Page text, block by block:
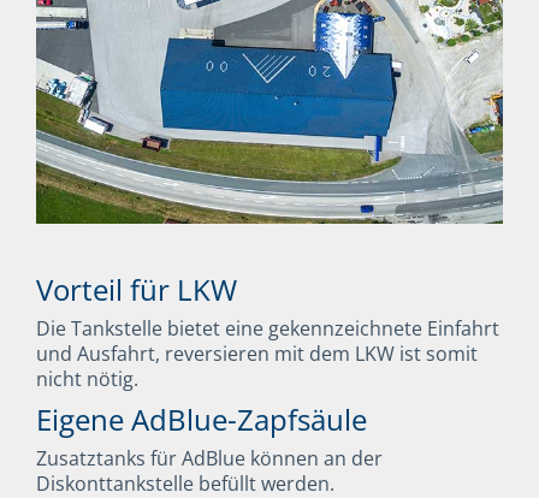
Vorteil für LKW
Die Tankstelle bietet eine gekennzeichnete Einfahrt
und Ausfahrt, reversieren mit dem LKW ist somit
nicht nötig.
Eigene AdBlue-Zapfsäule
Zusatztanks für AdBlue können an der
Diskonttankstelle befüllt werden.